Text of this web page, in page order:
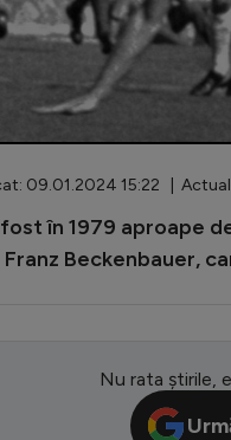
09.01.2024 15:22 |
în 1979 aproape
Beckenbauer,
Nu rata știrile,